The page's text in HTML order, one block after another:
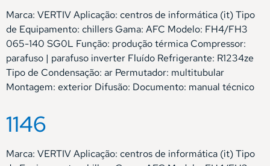
Marca: VERTIV Aplicação: centros de informática (it) Tipo
de Equipamento: chillers Gama: AFC Modelo: FH4/FH3
065-140 SG0L Função: produção térmica Compressor:
parafuso | parafuso inverter Fluído Refrigerante: R1234ze
Tipo de Condensação: ar Permutador: multitubular
Montagem: exterior Difusão: Documento: manual técnico
1146
Marca: VERTIV Aplicação: centros de informática (it) Tipo